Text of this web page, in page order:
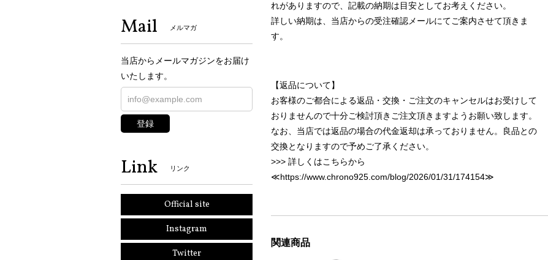
れがありますので、記載の納期は目安としてお考えください。
詳しい納期は、当店からの受注確認メールにてご案内させて頂きま
す。
【返品について】
お客様のご都合による返品・交換・ご注文のキャンセルはお受けして
おりませんので十分ご検討頂きご注文頂きますようお願い致します。
なお、当店では返品の場合の代金返却は承っておりません。良品との
交換となりますので予めご了承ください。
>>> 詳しくはこちらから
≪https://www.chrono925.com/blog/2026/01/31/174154≫
関連商品
Mail メルマガ
当店からメールマガジンをお届け
いたします。
登録
Link リンク
Official site
Instagram
Twitter